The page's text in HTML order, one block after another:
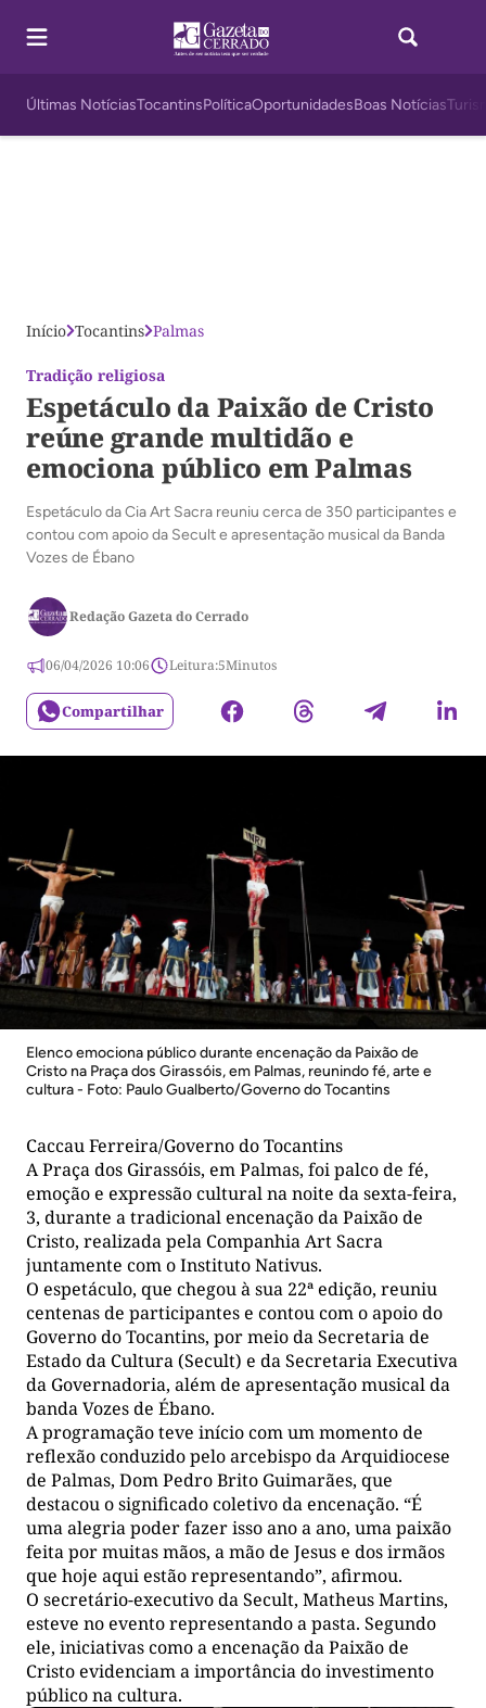
Últimas NotíciasTocantinsPolíticaOportunidadesBoas Notícias
Início Tocantins Palmas
Tradição religiosa
Espetáculo da Paixão de Cristo
reúne grande multidão e
emociona público em Palmas
Espetáculo da Cia Art Sacra reuniu cerca de 350 participantes e
contou com apoio da Secult e apresentação musical da Banda
Vozes de Ébano
Redação Gazeta do Cerrado
06/04/2026 10:06 Leitura:5Minutos
Compartilhar
Elenco emociona público durante encenação da Paixão de
Cristo na Praça dos Girassóis, em Palmas, reunindo fé, arte e
cultura - Foto: Paulo Gualberto/Governo do Tocantins
Caccau Ferreira/Governo do Tocantins
A Praça dos Girassóis, em Palmas, foi palco de fé,
emoção e expressão cultural na noite da sexta-feira,
3, durante a tradicional encenação da Paixão de
Cristo, realizada pela Companhia Art Sacra
juntamente com o Instituto Nativus.
O espetáculo, que chegou à sua 22ª edição, reuniu
centenas de participantes e contou com o apoio do
Governo do Tocantins, por meio da Secretaria de
Estado da Cultura (Secult) e da Secretaria Executiva
da Governadoria, além de apresentação musical da
banda Vozes de Ébano.
A programação teve início com um momento de
reflexão conduzido pelo arcebispo da Arquidiocese
de Palmas, Dom Pedro Brito Guimarães, que
destacou o significado coletivo da encenação. “É
uma alegria poder fazer isso ano a ano, uma paixão
feita por muitas mãos, a mão de Jesus e dos irmãos
que hoje aqui estão representando”, afirmou.
O secretário-executivo da Secult, Matheus Martins,
esteve no evento representando a pasta. Segundo
ele, iniciativas como a encenação da Paixão de
Cristo evidenciam a importância do investimento
público na cultura.